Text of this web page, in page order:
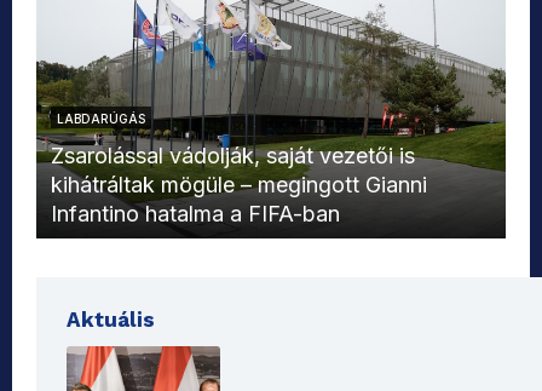
LABDARÚGÁS
Zsarolással vádolják, saját vezetői is
kihátráltak mögüle – megingott Gianni
Infantino hatalma a FIFA-ban
Aktuális